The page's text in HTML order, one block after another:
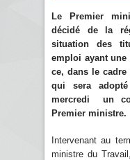
Le Premier
décidé de la
situation des
emploi ayant une
ce, dans le
qui sera
mercredi un
Premier ministre.
Intervenant au
ministre du